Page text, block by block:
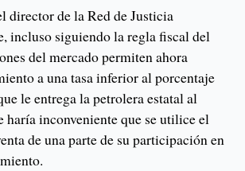
director de la Red de Justicia
incluso siguiendo la regla fiscal del
del mercado permiten ahora
a una tasa inferior al porcentaje
le entrega la petrolera estatal al
haría inconveniente que se utilice el
de una parte de su participación en